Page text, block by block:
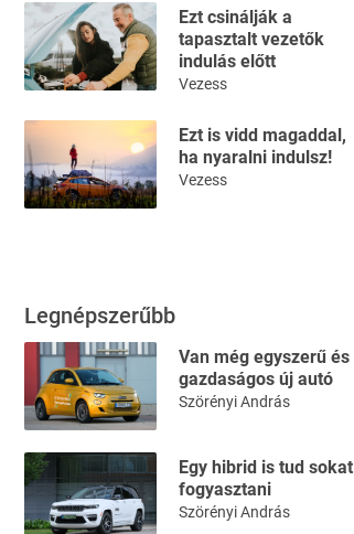
Ezt csinálják a
tapasztalt vezetők
indulás előtt
Vezess
Ezt is vidd magaddal,
ha nyaralni indulsz!
Vezess
Legnépszerűbb
Van még egyszerű és
gazdaságos új autó
Szörényi András
Egy hibrid is tud sokat
fogyasztani
Szörényi András